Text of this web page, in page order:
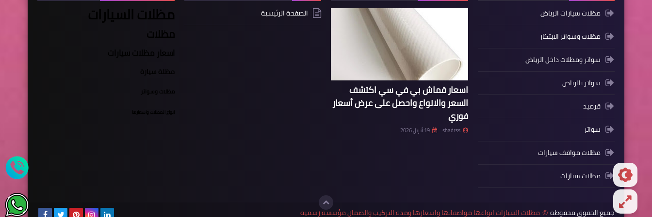
مظلات سيارات الرياض
مظلات وسواتر الابتكار
سواتر ومظلات داخل الرياض
سواتر بالرياض
قرميد
سواتر
مظلات مواقف سيارات
مظلات سيارات
اسعار قماش بي في سي اكتشف
السعر والانواع واحصل على عرض أسعار
فوري
shadrss 19 أبريل 2026
الصفحة الرئيسية مظلات السيارات
مظلات
اسعار مظلات سيارات
مظلة سيارة
مظلات وسواتر
انواع المظلات واسعارها
جميع الحقوق محفوظة © مظلات السيارات انواعها مواصفاتها واسعارها ومدة التركيب والضمان مؤسسة رسمية